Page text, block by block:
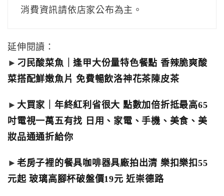
消費資訊請依店家公布為主。
延伸閱讀：
► 刁民酸菜魚｜逢甲大份量特色餐點 香辣脆爽酸
菜搭配鮮嫩魚片 免費暢飲洛神花茶陳皮茶
► 大買家｜年終紅利省很大 點數加倍折抵最高65
吋電視一萬五有找 日用、家電、手機、美食、美
妝品通通折給你
► 老房子裡的餐具咖啡器具廠拍出清 樂扣樂扣55
元起 玻璃高腳杯破盤價19元 近崇德路